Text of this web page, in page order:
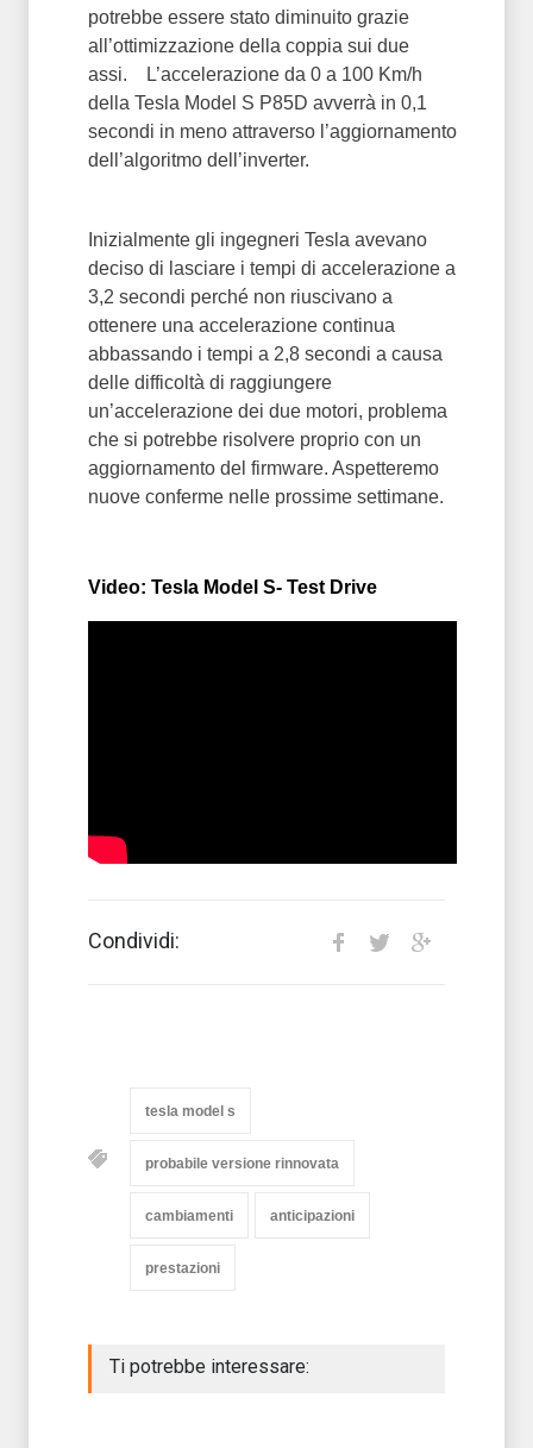
potrebbe essere stato diminuito grazie
all’ottimizzazione della coppia sui due
assi. L’accelerazione da 0 a 100 Km/h
della Tesla Model S P85D avverrà in 0,1
secondi in meno attraverso l’aggiornamento
dell’algoritmo dell’inverter.
Inizialmente gli ingegneri Tesla avevano
deciso di lasciare i tempi di accelerazione a
3,2 secondi perché non riuscivano a
ottenere una accelerazione continua
abbassando i tempi a 2,8 secondi a causa
delle difficoltà di raggiungere
un’accelerazione dei due motori, problema
che si potrebbe risolvere proprio con un
aggiornamento del firmware. Aspetteremo
nuove conferme nelle prossime settimane.
Video: Tesla Model S- Test Drive
Condividi:
tesla model s
probabile versione rinnovata
cambiamenti anticipazioni
prestazioni
Ti potrebbe interessare: